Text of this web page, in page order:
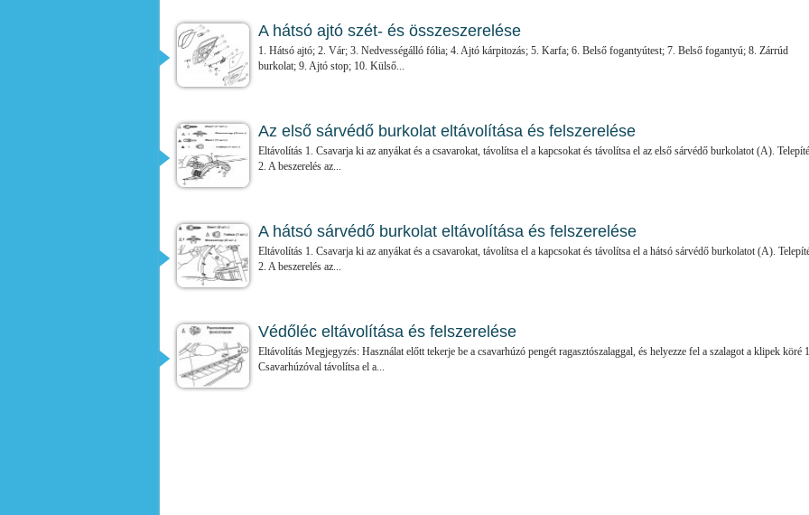
A hátsó ajtó szét- és összeszerelése
1. Hátsó ajtó; 2. Vár; 3. Nedvességálló fólia; 4. Ajtó kárpitozás; 5. Karfa; 6. Belső fogantyútest; 7. Belső fogantyú; 8. Zárrúd
burkolat; 9. Ajtó stop; 10. Külső...
Az első sárvédő burkolat eltávolítása és felszerelése
Eltávolítás 1. Csavarja ki az anyákat és a csavarokat, távolítsa el a kapcsokat és távolítsa el az első sárvédő burkolatot (A).
2. A beszerelés az...
A hátsó sárvédő burkolat eltávolítása és felszerelése
Eltávolítás 1. Csavarja ki az anyákat és a csavarokat, távolítsa el a kapcsokat és távolítsa el a hátsó sárvédő burkolatot (A).
2. A beszerelés az...
Védőléc eltávolítása és felszerelése
Eltávolítás Megjegyzés: Használat előtt tekerje be a csavarhúzó pengét ragasztószalaggal, és helyezze fel a szalagot a klipek köré
Csavarhúzóval távolítsa el a...